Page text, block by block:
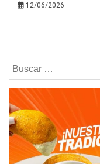
12/06/2026
Buscar: